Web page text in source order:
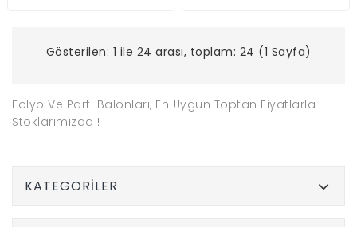
Gösterilen: 1 ile 24 arası, toplam: 24 (1 Sayfa)
Folyo Ve Parti Balonları, En Uygun Toptan Fiyatlarla
Stoklarımızda !
KATEGORILER